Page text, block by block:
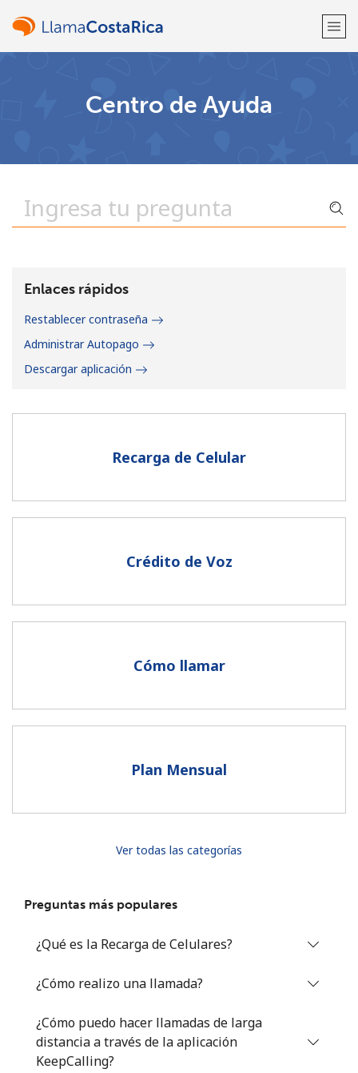
Un caracter especial
Al abrir una cuenta en este sitio web, estoy de acuerdo con
¿Olvidaste tu contraseña? →
Centro de Ayuda
Recarga de Celular
Crédito de Voz
Cómo llamar
Plan Mensual
Ver todas las categorías
Preguntas más populares
¿Qué es la Recarga de Celulares?
¿Cómo realizo una llamada?
¿Cómo puedo hacer llamadas de larga
distancia a través de la aplicación
KeepCalling?
Enlaces rápidos
Restablecer contraseña
Administrar Autopago
Descargar aplicación